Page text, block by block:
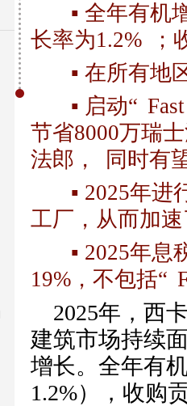
▪ 全年有机
长率为1.2%
；
▪ 在所有地
▪ 启动“
节省8000万瑞
法郎，
同时有
▪ 2025年进
工厂，从而加
▪ 2025年
19%，不包括“
2025年，西
建筑市场持续
增长。全年有
1.2%），收购